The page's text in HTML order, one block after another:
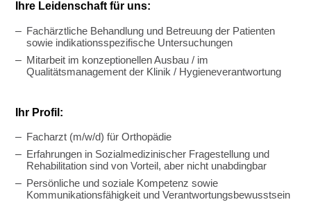
Ihre Leidenschaft für uns:
Fachärztliche Behandlung und Betreuung der Patienten
sowie indikationsspezifische Untersuchungen
Mitarbeit im konzeptionellen Ausbau / im
Qualitätsmanagement der Klinik / Hygieneverantwortung
Ihr Profil:
Facharzt (m/w/d) für Orthopädie
Erfahrungen in Sozialmedizinischer Fragestellung und
Rehabilitation sind von Vorteil, aber nicht unabdingbar
Persönliche und soziale Kompetenz sowie
Kommunikationsfähigkeit und Verantwortungsbewusstsein